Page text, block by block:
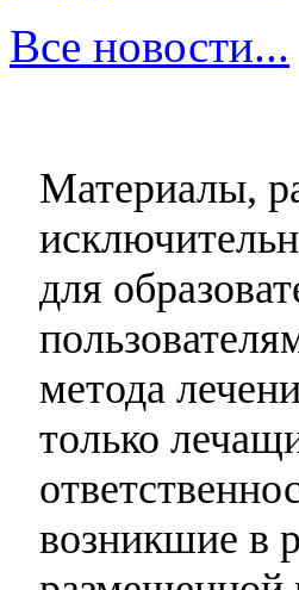
Все новости...
Материалы,
для
метода
только
возникшие в